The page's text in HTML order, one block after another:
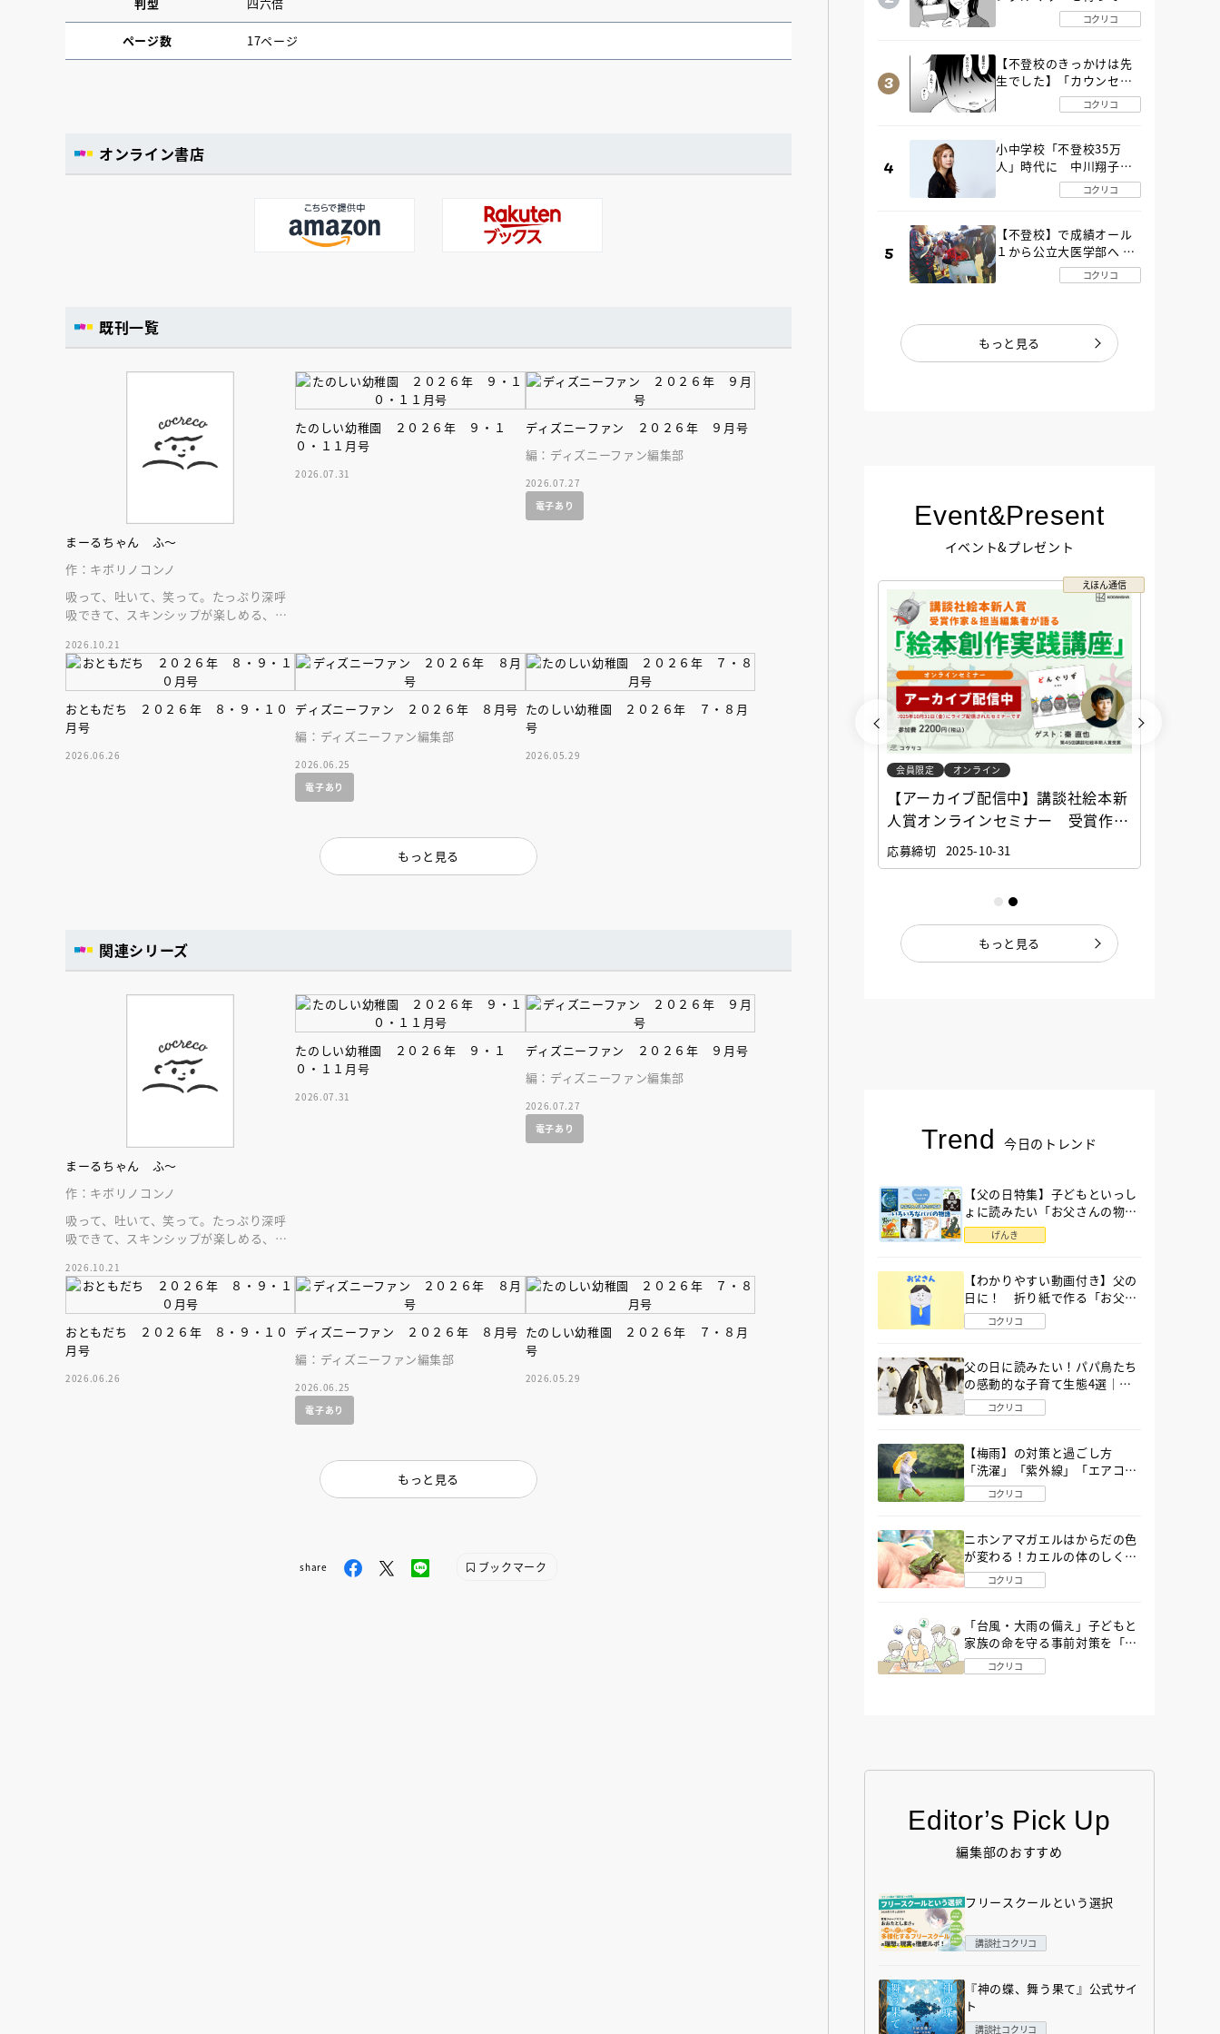
ページ数 17ページ
オンライン書店
既刊一覧
まーるちゃん ふ～
作：キボリノコンノ
吸って、吐いて、笑って。たっぷり深呼
吸できて、スキンシップが楽しめる、大
ーストブック。
2026.10.21
たのしい幼稚園 ２０２６年 ９・１
０・１１月号
2026.07.31
ディズニーファン ２０２６年 ９月号
編：ディズニーファン編集部
2026.07.27
電子あり
おともだち ２０２６年 ８・９・１０
月号
2026.06.26
ディズニーファン ２０２６年 ８月号
編：ディズニーファン編集部
2026.06.25
電子あり
たのしい幼稚園 ２０２６年 ７・８月
号
2026.05.29
もっと見る
関連シリーズ
まーるちゃん ふ～
作：キボリノコンノ
吸って、吐いて、笑って。たっぷり深呼
吸できて、スキンシップが楽しめる、大
ーストブック。
2026.10.21
たのしい幼稚園 ２０２６年 ９・１
０・１１月号
2026.07.31
ディズニーファン ２０２６年 ９月号
編：ディズニーファン編集部
2026.07.27
電子あり
おともだち ２０２６年 ８・９・１０
月号
2026.06.26
ディズニーファン ２０２６年 ８月号
編：ディズニーファン編集部
2026.06.25
電子あり
たのしい幼稚園 ２０２６年 ７・８月
号
2026.05.29
もっと見る
share ブックマーク
た“魔の２年間”【後編】
コクリコ
【不登校のきっかけは先
生でした】「カウンセリ
ングの時間」生徒の情報
をバラしたのは…《第２
コクリコ
小中学校「不登校35万
人」時代に 中川翔子さ
んが審査委員長「不登校
生動画甲子園 2026」が開
コクリコ
【不登校】で成績オール
１から公立大医学部へ 中
２で起立性調節障害「治
るまで３年」の診断 その
コクリコ
もっと見る
Event&Present
イベント&プレゼント
会員限定
【アーカイブ配信中】講談社絵本新
と担当編集者が語る「絵本創作実践
講座」
応募締切 2025-10-31
えほん通信
会員限定 オンライン
【アーカイブ配信中】講談社絵本新
人賞オンラインセミナー 受賞作家
と担当編集者が語る「絵本創作実践
講座」
応募締切 2025-10-31
もっと見る
Trend 今日のトレンド
【父の日特集】子どもといっし
ょに読みたい「お父さんの物
語」６選
げんき
【わかりやすい動画付き】父の
日に！ 折り紙で作る「お父さ
ん」の簡単な折り方
コクリコ
父の日に読みたい！パパ鳥たち
の感動的な子育て生態4選｜図
鑑MOVE
コクリコ
【梅雨】の対策と過ごし方
「洗濯」「紫外線」「エアコ
ン」「ゲリラ豪雨」…〔気象予
報士が完全ガイド〕
コクリコ
ニホンアマガエルはからだの色
が変わる！カエルの体のしくみ
から両生類の特ちょうまで図鑑
MOVEが解説！
コクリコ
「台風・大雨の備え」子どもと
家族の命を守る事前対策を「防
災アドバイザー」が解説
コクリコ
Editor’s Pick Up
編集部のおすすめ
フリースクールという選択
講談社コクリコ
『神の蝶、舞う果て』公式サイ
ト
講談社コクリコ